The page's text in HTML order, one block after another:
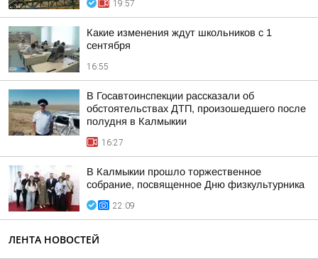
19:57
Какие изменения ждут школьников с 1
сентября
16:55
В Госавтоинспекции рассказали об
обстоятельствах ДТП, произошедшего после
полудня в Калмыкии
16:27
В Калмыкии прошло торжественное
собрание, посвященное Дню физкультурника
22:09
ЛЕНТА НОВОСТЕЙ